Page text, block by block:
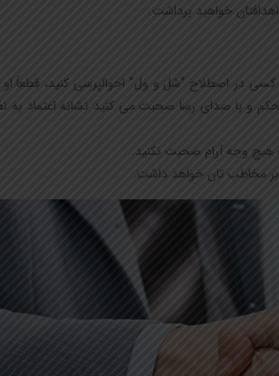
خواهید برداشت.
در اصطلاح “شل و ول” احوالپرسی کنید، قطعاً
و با صدای رسا صحبت می کنید نشانه اعتماد به
وجه آرام صحبت نکنید.
مخاطب تان خواهد داشت.